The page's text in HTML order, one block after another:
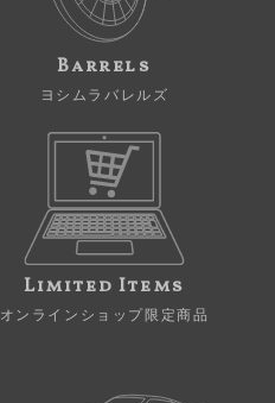
Barrels
ヨシムラバレルズ
Limited Items
オンラインショップ限定商品